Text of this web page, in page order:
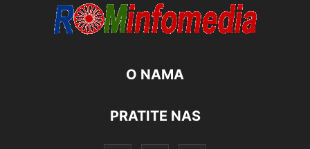
O NAMA
PRATITE NAS